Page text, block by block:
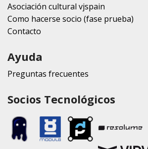
Asociación cultural vjspain
Como hacerse socio (fase prueba)
Contacto
Ayuda
Preguntas frecuentes
Socios Tecnológicos